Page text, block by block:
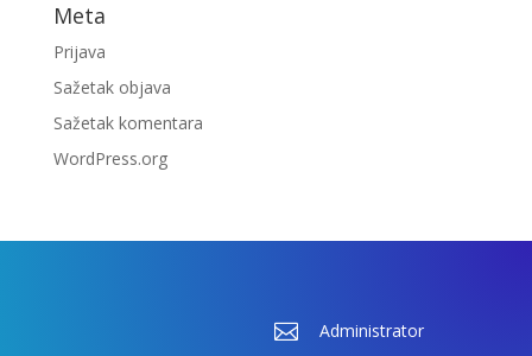
Meta
Prijava
Sažetak objava
Sažetak komentara
WordPress.org
 Administrator